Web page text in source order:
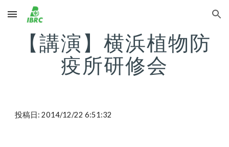
Skip to main content Skip to navigation
【講演】横浜植物防
疫所研修会
投稿日: 2014/12/22 6:51:32